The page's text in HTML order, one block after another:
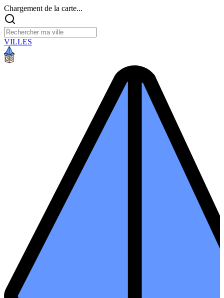
Chargement de la carte...
VILLES